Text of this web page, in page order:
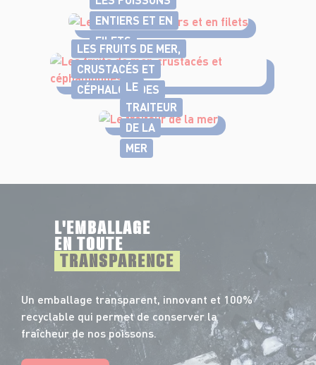
ENTIERS ET EN
FILETS
LES FRUITS DE MER,
CRUSTACÉS ET
CÉPHALOPODES
LE
TRAITEUR
DE LA
MER
L'EMBALLAGE
EN TOUTE
TRANSPARENCE
Un emballage transparent, innovant et 100%
recyclable qui permet de conserver la
fraîcheur de nos poissons.